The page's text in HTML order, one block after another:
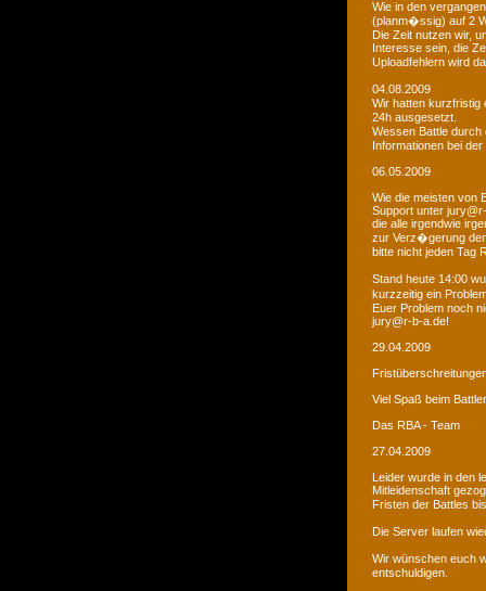
Wie in den
(planm�ssig) auf 2
Die Zeit nutzen wir,
Interesse sein, die
Uploadfehlern wird
04.08.2009
Wir hatten kurzfristig
24h ausgesetzt.
Wessen Battle
Informationen bei
06.05.2009
Wie die meisten von
Support unter
die alle irgendwie
zur Verz�gerung der
bitte nicht jeden Tag
Stand heute 14:00
kurzzeitig ein
Euer Problem noch
jury@r-b-a.de!
29.04.2009
Viel Spaß beim
Das RBA - Team
27.04.2009
Leider wurde in den
Mitleidenschaft
Fristen der Battles
Die Server laufen
Wir wünschen euch
entschuldigen.